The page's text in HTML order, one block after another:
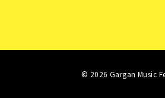
© 2026 Gargan Music